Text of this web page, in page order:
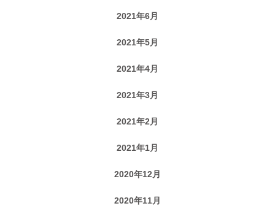
2021年6月
2021年5月
2021年4月
2021年3月
2021年2月
2021年1月
2020年12月
2020年11月